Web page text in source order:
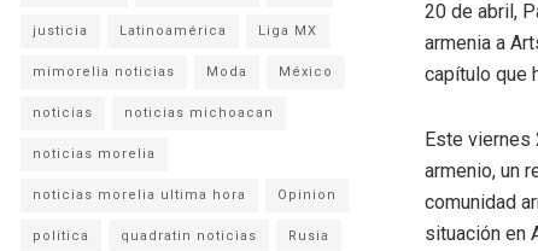
20 de abril,
armenia a
capítulo que
Este viernes
armenio, un
comunidad
situación en
justicia Latinoamérica Liga MX
mimorelia noticias Moda México
noticias noticias michoacan
noticias morelia
noticias morelia ultima hora Opinion
politica quadratin noticias Rusia